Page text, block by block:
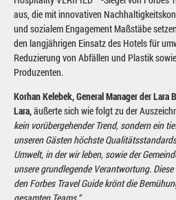
aus, die mit innovativen
und sozialem Engagement Maßstäbe
den langjährigen Einsatz des Hotels für
Reduzierung von Abfällen und Plastik
Produzenten.
Korhan Kelebek, General Manager der
Lara,äußerte sich wie folgt zu der
kein vorübergehender Trend, sondern ein
unseren Gästen höchste
Umwelt, in der wir leben, sowie der
unsere grundlegende Verantwortung.
den Forbes Travel Guide krönt die